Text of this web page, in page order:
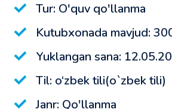
Tur: O'quv qo'llanma
Kutubxonada mavjud:
Yuklangan sana:
Til: o‘zbek tili(o`zbek tili)
Janr: Qo'llanma